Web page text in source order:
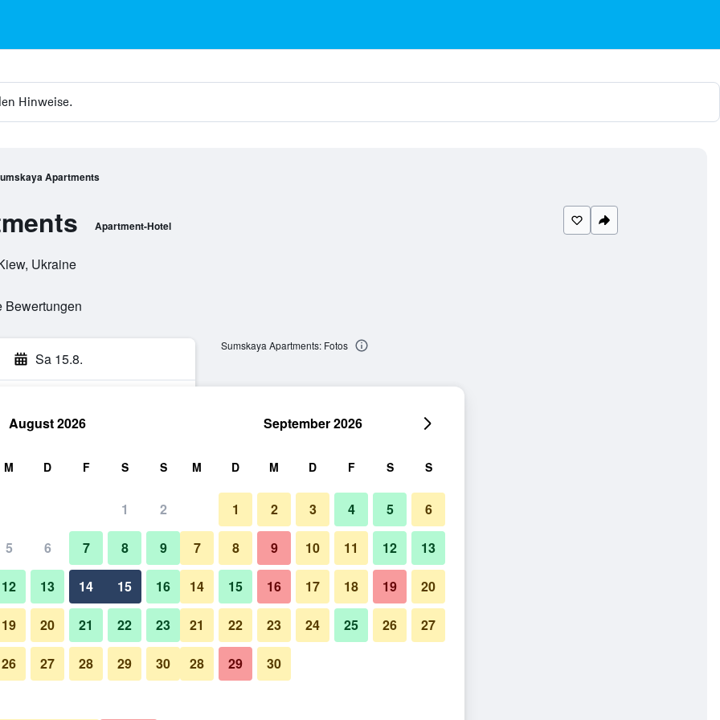
Hinweise.
Apartments
Apartment-Hotel
Ukraine
Bewertungen
Sa 15.8.
Preise anzeigen
Preise anzeigen
Sumskaya Apartments: Fotos
August 2026
M D F S S
1 2
5 6 7 8 9
12 13 14 15 16
19 20 21 22 23
26 27 28 29 30
September 2026
M D M D F S S
1 2 3 4 5 6
7 8 9 10 11 12 13
14 15 16 17 18 19 20
21 22 23 24 25 26 27
28 29 30